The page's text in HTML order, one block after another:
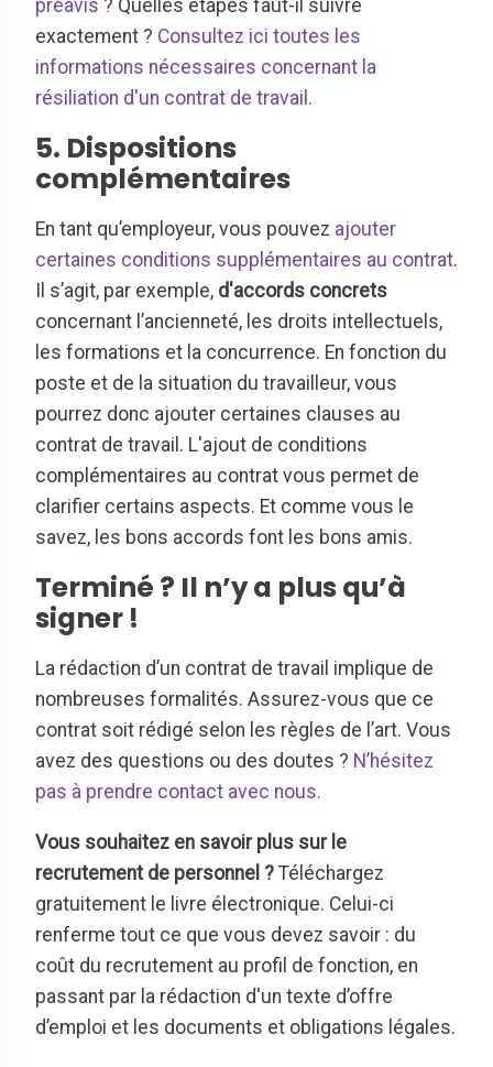
préavis ? Quelles étapes faut-il suivre
exactement ? Consultez ici toutes les
informations nécessaires concernant la
résiliation d'un contrat de travail.
5. Dispositions
complémentaires
En tant qu’employeur, vous pouvez ajouter
certaines conditions supplémentaires au contrat.
Il s’agit, par exemple, d'accords concrets
concernant l’ancienneté, les droits intellectuels,
les formations et la concurrence. En fonction du
poste et de la situation du travailleur, vous
pourrez donc ajouter certaines clauses au
contrat de travail. L'ajout de conditions
complémentaires au contrat vous permet de
clarifier certains aspects. Et comme vous le
savez, les bons accords font les bons amis.
Terminé ? Il n’y a plus qu’à
signer !
La rédaction d’un contrat de travail implique de
nombreuses formalités. Assurez-vous que ce
contrat soit rédigé selon les règles de l’art. Vous
avez des questions ou des doutes ? N’hésitez
pas à prendre contact avec nous.
Vous souhaitez en savoir plus sur le
recrutement de personnel ? Téléchargez
gratuitement le livre électronique. Celui-ci
renferme tout ce que vous devez savoir : du
coût du recrutement au profil de fonction, en
passant par la rédaction d'un texte d’offre
d’emploi et les documents et obligations légales.